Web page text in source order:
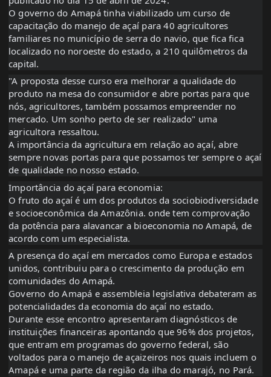
O governo do Amapá tinha viabilizado um curso de
capacitação do manejo de açaí para 40 agricultores
familiares no município de serra do navio, que fica fica
localizado no noroeste do estado, a 210 quilômetros da
capital.
"A proposta desse curso era melhorar a qualidade do
produto na mesa do consumidor e abre portas para que
nós, agricultores, também possamos empreender no
mercado. Um sonho perto de ser realizado" uma
agricultora ressaltou.
A importância da agricultura em relação ao açaí, abre
sempre novas portas para que possamos ter sempre o açaí
de qualidade no nosso estado.
Importância do açaí para economia:
O fruto do açaí é um dos produtos da sociobiodiversidade
e socioeconômica da Amazônia. onde tem comprovação
da potência para alavancar a bioeconomia no Amapá, de
acordo com um especialista.
A presença do açaí em mercados como Europa e estados
unidos, contribuiu para o crescimento da produção em
comunidades do Amapá.
Governo do Amapá e assembleia legislativa debateram as
potencialidades da economia do açaí no estado.
Durante esse encontro apresentaram diagnósticos de
instituições financeiras apontando que 96% dos projetos,
que entram em programas do governo federal, são
voltados para o manejo de açaizeiros nos quais incluem o
Amapá e uma parte da região da ilha do marajó, no Pará.